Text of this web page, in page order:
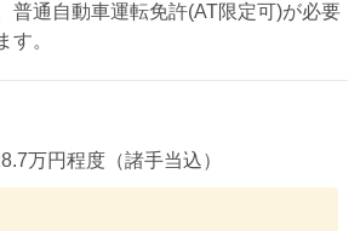
普通自動車運転免許(AT限定可)が必要
す。
万円程度（諸手当込）